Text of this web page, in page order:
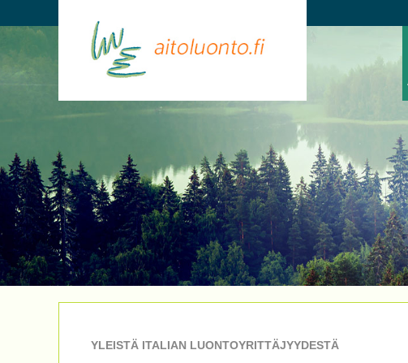
YLEISTÄ ITALIAN LUONTOYRITTÄJYYDESTÄ